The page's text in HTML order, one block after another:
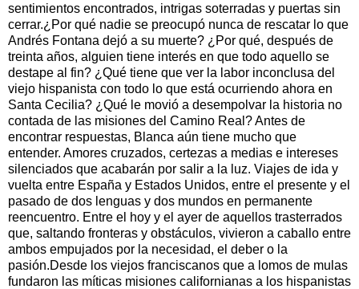
sentimientos encontrados, intrigas soterradas y puertas sin
cerrar.¿Por qué nadie se preocupó nunca de rescatar lo que
Andrés Fontana dejó a su muerte? ¿Por qué, después de
treinta años, alguien tiene interés en que todo aquello se
destape al fin? ¿Qué tiene que ver la labor inconclusa del
viejo hispanista con todo lo que está ocurriendo ahora en
Santa Cecilia? ¿Qué le movió a desempolvar la historia no
contada de las misiones del Camino Real? Antes de
encontrar respuestas, Blanca aún tiene mucho que
entender. Amores cruzados, certezas a medias e intereses
silenciados que acabarán por salir a la luz. Viajes de ida y
vuelta entre España y Estados Unidos, entre el presente y el
pasado de dos lenguas y dos mundos en permanente
reencuentro. Entre el hoy y el ayer de aquellos trasterrados
que, saltando fronteras y obstáculos, vivieron a caballo entre
ambos empujados por la necesidad, el deber o la
pasión.Desde los viejos franciscanos que a lomos de mulas
fundaron las míticas misiones californianas a los hispanistas